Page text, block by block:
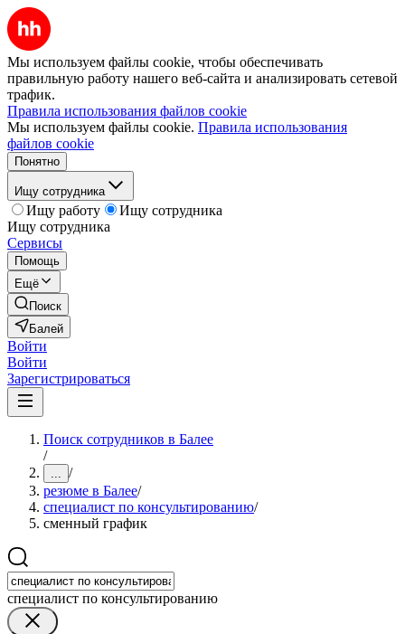
Мы используем файлы cookie, чтобы обеспечивать
правильную работу нашего веб-сайта и анализировать сетевой
трафик.
Правила использования файлов cookie
Мы используем файлы cookie. Правила использования
файлов cookie
Понятно
Ищу сотрудника
Ищу работу
Ищу сотрудника
Ищу сотрудника
Сервисы
Помощь
Ещё
Поиск
Балей
Войти
Войти
Зарегистрироваться
Поиск сотрудников в Балее
/
... /
резюме в Балее/
специалист по консультированию/
сменный график
специалист по консультированию